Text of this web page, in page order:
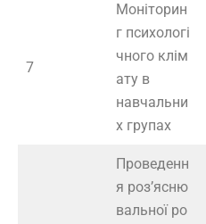
7
Моніторин
г психологі
чного клім
ату в
навчальни
х групах
Проведенн
я роз’ясню
вальної ро